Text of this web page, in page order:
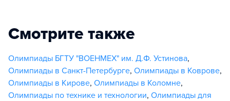
Смотрите также
Олимпиады БГТУ "ВОЕНМЕХ" им. Д.Ф. Устинова,
Олимпиады в Санкт-Петербурге, Олимпиады в Коврове,
Олимпиады в Кирове, Олимпиады в Коломне,
Олимпиады по технике и технологии, Олимпиады для